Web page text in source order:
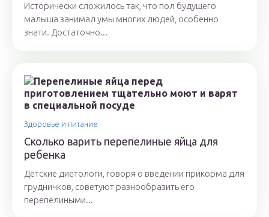
Исторически сложилось так, что пол будущего
малыша занимал умы многих людей, особенно
знати. Достаточно...
Здоровье и питание
Сколько варить перепелиные яйца для
ребенка
Детские диетологи, говоря о введении прикорма для
грудничков, советуют разнообразить его
перепелиными...